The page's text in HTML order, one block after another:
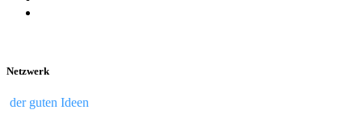
Netzwerk
der guten Ideen